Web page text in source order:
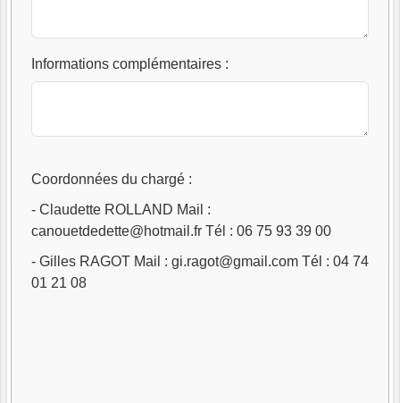
Informations complémentaires :
Coordonnées du chargé :
- Claudette ROLLAND Mail :
canouetdedette@hotmail.fr Tél : 06 75 93 39 00
- Gilles RAGOT Mail : gi.ragot@gmail.com Tél : 04 74
01 21 08